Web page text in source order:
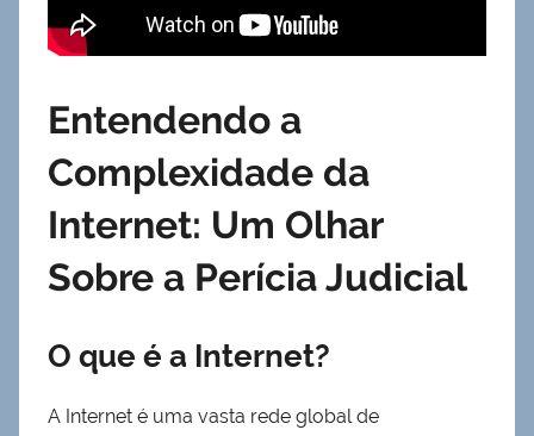
Entendendo a
Complexidade da
Internet: Um Olhar
Sobre a Perícia Judicial
O que é a Internet?
A Internet é uma vasta rede global de